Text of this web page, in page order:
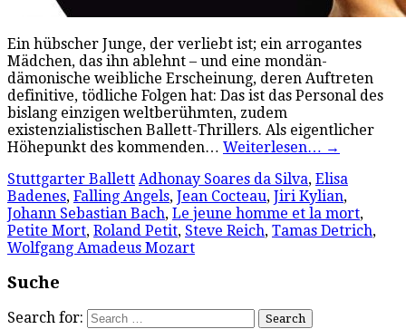
Ein hübscher Junge, der verliebt ist; ein arrogantes
Mädchen, das ihn ablehnt – und eine mondän-
dämonische weibliche Erscheinung, deren Auftreten
definitive, tödliche Folgen hat: Das ist das Personal des
bislang einzigen weltberühmten, zudem
existenzialistischen Ballett-Thrillers. Als eigentlicher
Höhepunkt des kommenden… Weiterlesen… →
Stuttgarter Ballett Adhonay Soares da Silva, Elisa
Badenes, Falling Angels, Jean Cocteau, Jiri Kylian,
Johann Sebastian Bach, Le jeune homme et la mort,
Petite Mort, Roland Petit, Steve Reich, Tamas Detrich,
Wolfgang Amadeus Mozart
Suche
Search for: